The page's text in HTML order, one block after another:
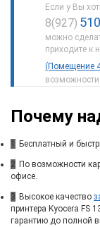
Если у Вы
8(927)
можно
приходите к
(Помещение
Почему
1 Бесплатный и
2 По возможности
офисе.
3 Высокое качество
принтера Kyocera FS
гарантию до полной